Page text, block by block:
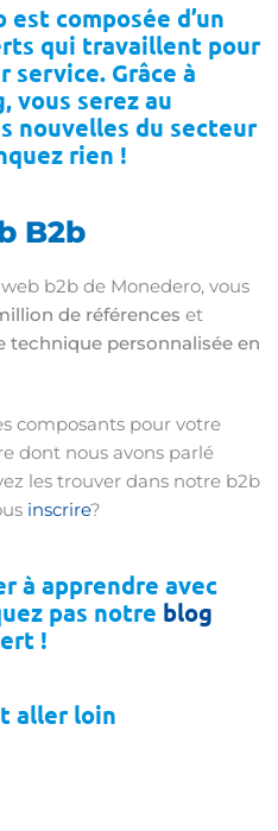
composée d’un
qui travaillent pour
Grâce à
vous serez au
nouvelles du secteur
rien !
B2b
b2b de Monedero, vous
de références et
technique personnalisée en
composants pour votre
dont nous avons parlé
les trouver dans notre b2b
inscrire?
à apprendre avec
pas notre blog
!
aller loin